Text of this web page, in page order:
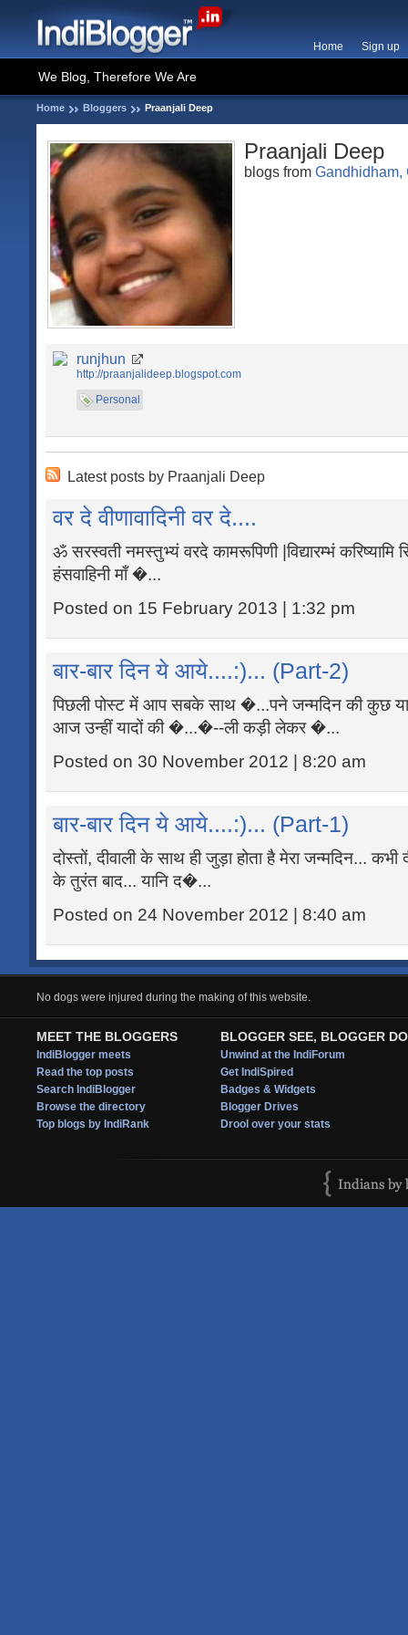
Home Sign up
We Blog, Therefore We Are
Home Bloggers Praanjali Deep
Praanjali Deep
blogs from Gandhidham,
runjhun
http://praanjalideep.blogspot.com
Personal
Latest posts by Praanjali Deep
वर दे वीणावादिनी वर दे....
ॐ सरस्वती नमस्तुभ्यं वरदे कामरूपिणी |विद्यारम्भं करिष्यामि
हंसवाहिनी माँ �...
Posted on 15 February 2013 | 1:32 pm
बार-बार दिन ये आये....:)... (Part-2)
पिछली पोस्ट में आप सबके साथ �...पने जन्मदिन की कुछ
आज उन्हीं यादों की �...�--ली कड़ी लेकर �...
Posted on 30 November 2012 | 8:20 am
बार-बार दिन ये आये....:)... (Part-1)
दोस्तों, दीवाली के साथ ही जुड़ा होता है मेरा जन्मदिन... कभी
के तुरंत बाद... यानि द�...
Posted on 24 November 2012 | 8:40 am
No dogs were injured during the making of this website.
MEET THE BLOGGERS
IndiBlogger meets
Read the top posts
Search IndiBlogger
Browse the directory
Top blogs by IndiRank
BLOGGER SEE, BLOGGER DO
Unwind at the IndiForum
Get IndiSpired
Badges & Widgets
Blogger Drives
Drool over your stats